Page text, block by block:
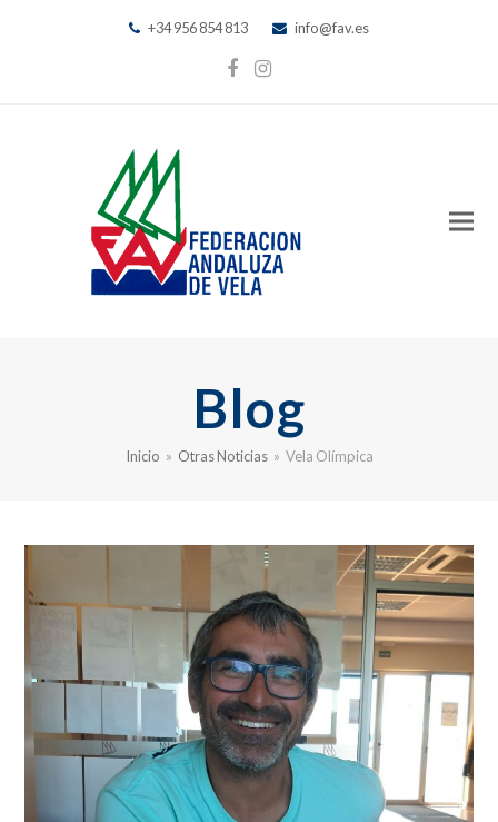
+34 956 854 813 info@fav.es
Facebook
Instagram
Blog
Inicio » Otras Noticias » Vela Olímpica